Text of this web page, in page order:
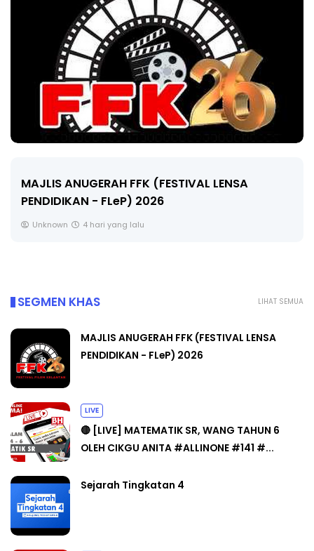
MAJLIS ANUGERAH FFK (FESTIVAL LENSA
PENDIDIKAN - FLeP) 2026
Unknown 4 hari yang lalu
LIHAT SEMUA
SEGMEN KHAS
MAJLIS ANUGERAH FFK (FESTIVAL LENSA
PENDIDIKAN - FLeP) 2026
LIVE
🔴 [LIVE] MATEMATIK SR, WANG TAHUN 6
OLEH CIKGU ANITA #ALLINONE #141 #...
Sejarah Tingkatan 4